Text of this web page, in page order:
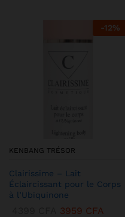
-12%
KENBANG TRÉSOR
Clairissime – Lait
Éclaircissant pour le Corps
à l’Ubiquinone
3959 CFA